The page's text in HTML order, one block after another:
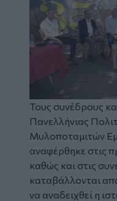
Τους συνέδρους
Πανελλήνιας
Μυλοποταμιτών
αναφέρθηκε στις
καθώς και στις
καταβάλλονται
να αναδειχθεί η